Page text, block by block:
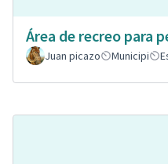
Área de recreo para
Juan picazo
Municipi